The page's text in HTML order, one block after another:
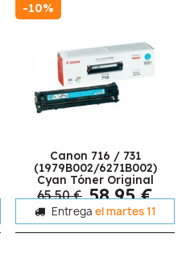
-10%
Canon 716 / 731
(1979B002/6271B002)
Cyan Tóner Original
65,50 € 58,95 €
Entrega el martes 11